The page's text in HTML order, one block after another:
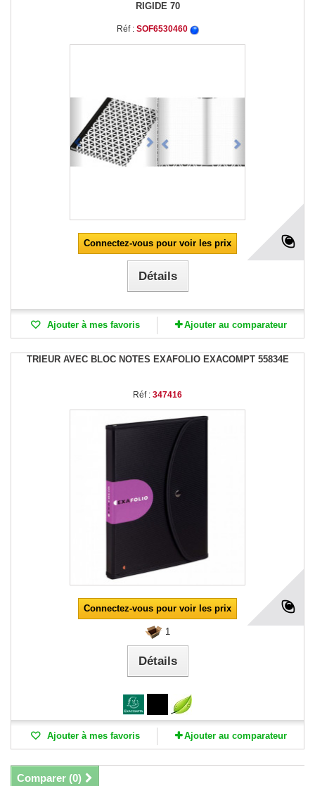
RIGIDE 70
Réf : SOF6530460
Connectez-vous pour voir les prix
Détails
Ajouter à mes favoris Ajouter au comparateur
TRIEUR AVEC BLOC NOTES EXAFOLIO EXACOMPT 55834E
Réf : 347416
Connectez-vous pour voir les prix
1
Détails
Ajouter à mes favoris Ajouter au comparateur
Comparer (0)